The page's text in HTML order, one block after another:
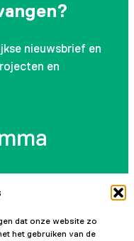
dat onze website zo
het gebruiken van de
nieuwsbrief en
en